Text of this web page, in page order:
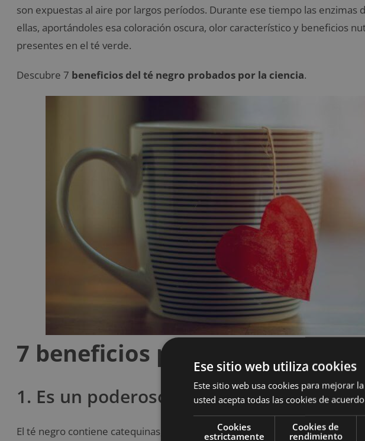
son expuestas al aire por largos períodos. Durante ese tiempo las enzimas
ellas, aportándoles esa coloración oscura, olor característico y beneficios
presentes en el té verde.
Descubre 7 beneficios del té negro probados por la ciencia.
7 beneficios probados del té
1. Es un poderoso antioxidante
El té negro contiene catequinas, teflavinas, tearubiginas y polifenoles
Ese sitio web utiliza cookies
Este sitio web usa cookies para mejorar
usted acepta todas las cookies de
Cookies
estrictamente
Cookies de
rendimiento